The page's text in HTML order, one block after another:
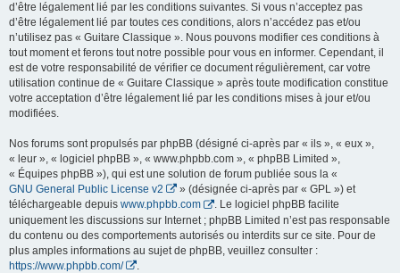
d’être légalement lié par les conditions suivantes. Si vous n’acceptez pas
d’être légalement lié par toutes ces conditions, alors n’accédez pas et/ou
n’utilisez pas « Guitare Classique ». Nous pouvons modifier ces conditions à
tout moment et ferons tout notre possible pour vous en informer. Cependant, il
est de votre responsabilité de vérifier ce document régulièrement, car votre
utilisation continue de « Guitare Classique » après toute modification constitue
votre acceptation d’être légalement lié par les conditions mises à jour et/ou
modifiées.
Nos forums sont propulsés par phpBB (désigné ci-après par « ils », « eux »,
« leur », « logiciel phpBB », « www.phpbb.com », « phpBB Limited »,
« Équipes phpBB »), qui est une solution de forum publiée sous la «
GNU General Public License v2
» (désignée ci-après par « GPL ») et
téléchargeable depuis www.phpbb.com
. Le logiciel phpBB facilite
uniquement les discussions sur Internet ; phpBB Limited n’est pas responsable
du contenu ou des comportements autorisés ou interdits sur ce site. Pour de
plus amples informations au sujet de phpBB, veuillez consulter :
https://www.phpbb.com/